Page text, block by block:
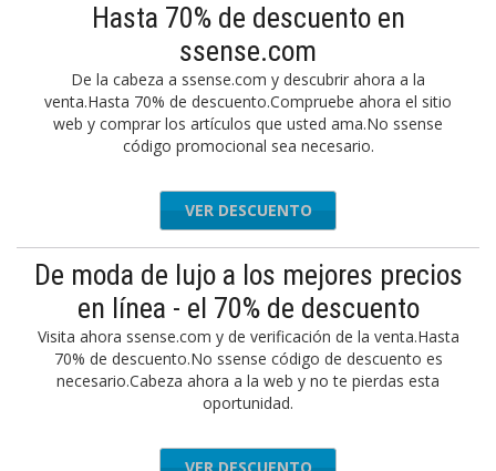
Hasta 70% de descuento en
ssense.com
De la cabeza a ssense.com y descubrir ahora a la
venta.Hasta 70% de descuento.Compruebe ahora el sitio
web y comprar los artículos que usted ama.No ssense
código promocional sea necesario.
VER DESCUENTO
De moda de lujo a los mejores precios
en línea - el 70% de descuento
Visita ahora ssense.com y de verificación de la venta.Hasta
70% de descuento.No ssense código de descuento es
necesario.Cabeza ahora a la web y no te pierdas esta
oportunidad.